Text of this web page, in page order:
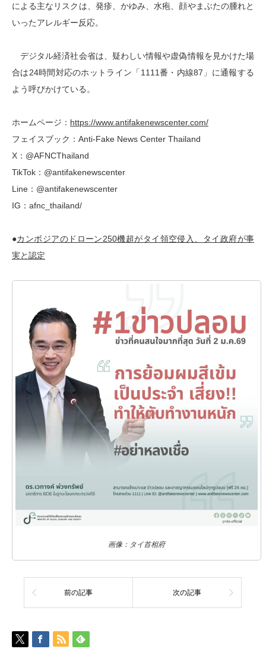
による主なリスクは、発疹、かゆみ、水疱、顔やまぶたの腫れと
いったアレルギー反応。
デジタル経済社会省は、疑わしい情報や虚偽情報を見かけた場
合は24時間対応のホットライン「1111番・内線87」に通報する
よう呼びかけている。
ホームページ： https://www.antifakenewscenter.com/
フェイスブック：Anti-Fake News Center Thailand
X：@AFNCThailand
TikTok：@antifakenewscenter
Line：@antifakenewscenter
IG：afnc_thailand/
●カンボジアのドローン250機超がタイ領空侵入、タイ政府が事
実と認定
画像：タイ首相府
前の記事 次の記事